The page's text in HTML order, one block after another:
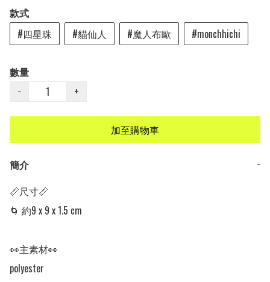
款式
#四星珠
#貓仙人 #魔人布歐 #monchhichi
數量
−
+
加至購物車
簡介
−
📏尺寸📏
🌀 約9 x 9 x 1.5 cm
👀主素材👀
polyester